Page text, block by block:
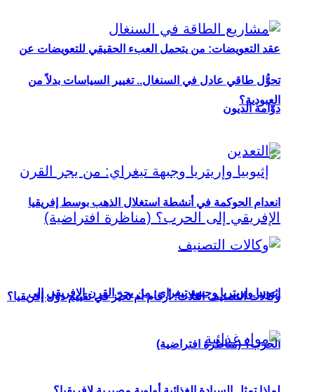
عقد التعويضات: من يتحمل العبء الحقيقي للتعويضات عن
العبودية؟
إثيوبيا وإريتريا وجبهة تيغراي: من يجر القرن الإفريقي إلى
الحرب؟ (مناظرة افتراضية)
تحوُّل طاقي عادل في السنغال.. تغيير السياسات بدلاً من
دوّامة الديون
انعدام الحوكمة في أنشطة استغلال الذهب بوسط إفريقيا
وكالات التصنيف الثلاث: أرقام أم تحيّز في تقييم دول إفريقيا؟